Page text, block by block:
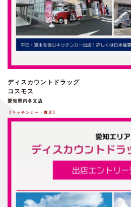
ディスカウントドラッグ
コスモス
愛知県内各支店
【キッチンカー・露店】